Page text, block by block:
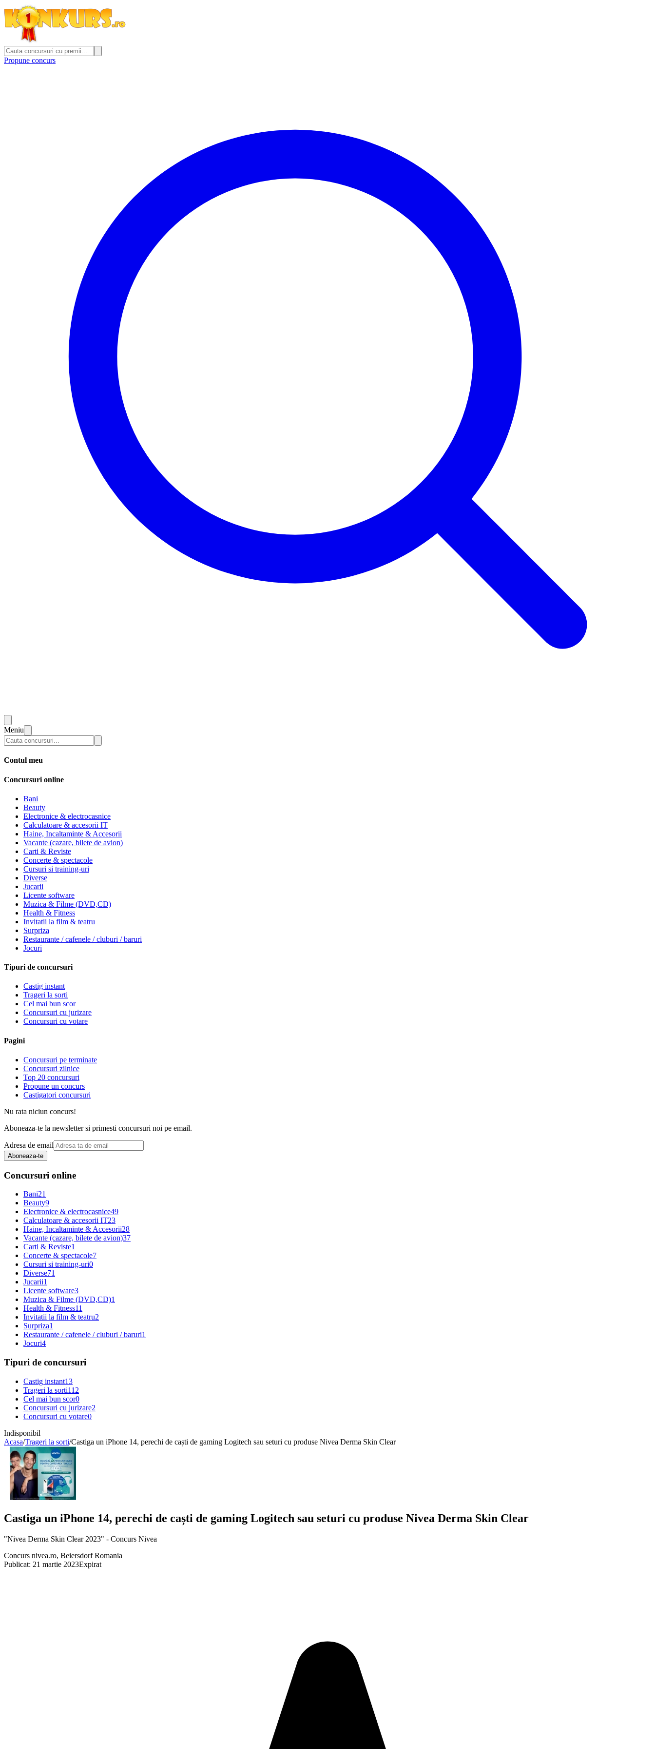
Propune concurs
Meniu
Contul meu
Concursuri online
Bani
Beauty
Electronice & electrocasnice
Calculatoare & accesorii IT
Haine, Incaltaminte & Accesorii
Vacante (cazare, bilete de avion)
Carti & Reviste
Concerte & spectacole
Cursuri si training-uri
Diverse
Jucarii
Licente software
Muzica & Filme (DVD,CD)
Health & Fitness
Invitatii la film & teatru
Surpriza
Restaurante / cafenele / cluburi / baruri
Jocuri
Tipuri de concursuri
Castig instant
Trageri la sorti
Cel mai bun scor
Concursuri cu jurizare
Concursuri cu votare
Pagini
Concursuri pe terminate
Concursuri zilnice
Top 20 concursuri
Propune un concurs
Castigatori concursuri
Nu rata niciun concurs!
Aboneaza-te la newsletter si primesti concursuri noi pe email.
Adresa de email
Aboneaza-te
Concursuri online
Bani21
Beauty9
Electronice & electrocasnice49
Calculatoare & accesorii IT23
Haine, Incaltaminte & Accesorii28
Vacante (cazare, bilete de avion)37
Carti & Reviste1
Concerte & spectacole7
Cursuri si training-uri0
Diverse71
Jucarii1
Licente software3
Muzica & Filme (DVD,CD)1
Health & Fitness11
Invitatii la film & teatru2
Surpriza1
Restaurante / cafenele / cluburi / baruri1
Jocuri4
Tipuri de concursuri
Castig instant13
Trageri la sorti112
Cel mai bun scor0
Concursuri cu jurizare2
Concursuri cu votare0
Indisponibil
Acasa/Trageri la sorti/Castiga un iPhone 14, perechi de caști de gaming Logitech sau seturi cu produse Nivea Derma Skin Clear
Castiga un iPhone 14, perechi de caști de gaming Logitech sau seturi cu produse Nivea Derma Skin Clear
"Nivea Derma Skin Clear 2023" - Concurs Nivea
Concurs nivea.ro, Beiersdorf Romania
Publicat: 21 martie 2023Expirat